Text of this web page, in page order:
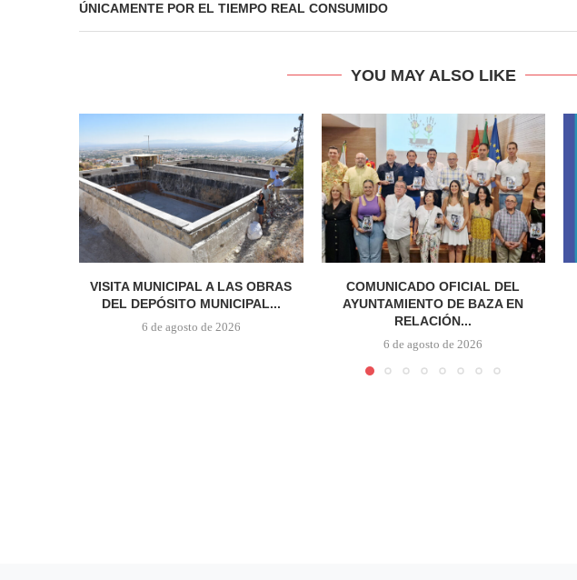
ÚNICAMENTE POR EL TIEMPO REAL CONSUMIDO
YOU MAY ALSO LIKE
VISITA MUNICIPAL A LAS OBRAS
DEL DEPÓSITO MUNICIPAL...
6 de agosto de 2026
COMUNICADO OFICIAL DEL
AYUNTAMIENTO DE BAZA EN
RELACIÓN...
6 de agosto de 2026